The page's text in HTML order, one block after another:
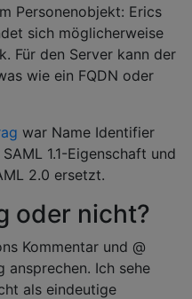
Personenobjekt: Erics
sich möglicherweise
Für den Server kann der
wie ein FQDN oder
war Name Identifier
1.1-Eigenschaft und
2.0 ersetzt.
oder nicht?
Kommentar und @
ansprechen. Ich sehe
als eindeutige